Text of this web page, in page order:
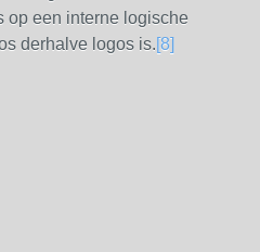
op een interne logische
derhalve logos is.[8]